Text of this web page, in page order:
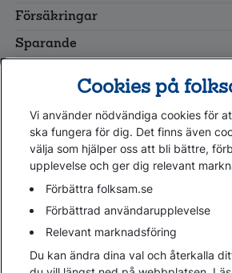
grupp
Leverantörswebb
Försäkringar
Sparande
Kundservice
Hjälp
Webbkarta
Cookies
Hantera cookies
Personuppgifter GDPR
Tillgänglighetsredogörelse
Cookies på
Vi använder nödvändiga cookies för
ska fungera för dig. Det finns även
välja som hjälper oss att bli bättre,
upplevelse och ger dig relevant
Förbättra folksam.se
Förbättrad användarupplevelse
Relevant marknadsföring
Du kan ändra dina val och återkalla